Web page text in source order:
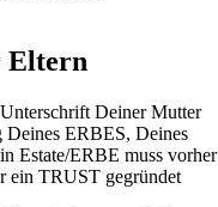
Eltern
Deiner Mutter
Deines ERBES, Deines
Estate/ERBE muss vorher
ein TRUST gegründet